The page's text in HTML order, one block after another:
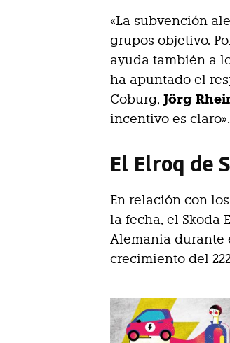
«La subvención
grupos objetivo.
ayuda también a
ha apuntado el
Coburg,Jörg
incentivo es claro».
El Elroq de
En relación con
la fecha, el Skoda
Alemania durante
crecimiento del